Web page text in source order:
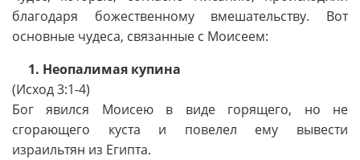
благодаря божественному вмешательству. Вот
основные чудеса, связанные с Моисеем:
1. Неопалимая купина
(Исход 3:1-4)
Бог явился Моисею в виде горящего, но не
сгорающего куста и повелел ему вывести
израильтян из Египта.